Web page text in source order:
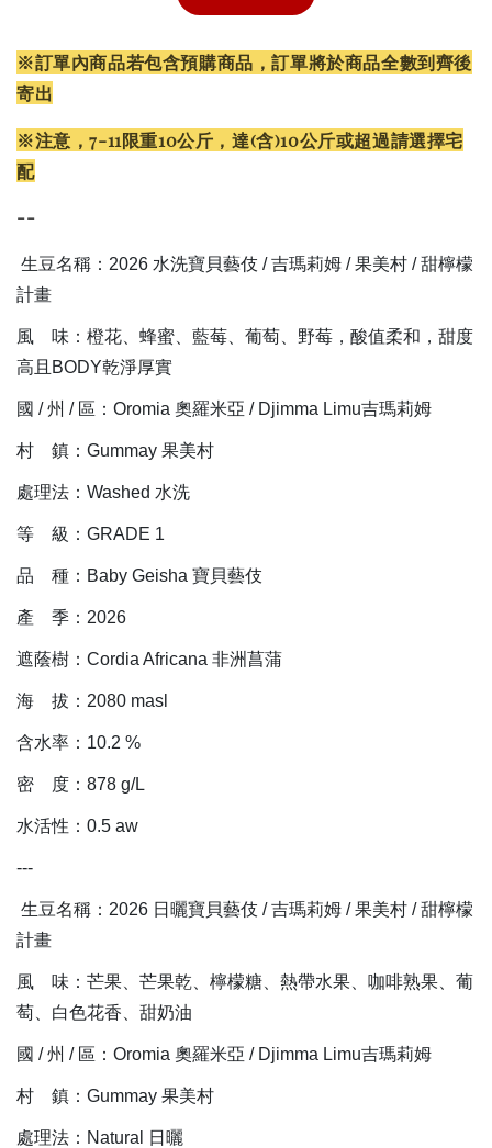
議使用）
加入購物車
※訂單內商品若包含預購商品，訂單將於商品全數到齊後
寄出
※注意，7-11限重10公斤 ，達(含)10公斤或超過請選擇宅
配
--
生豆名稱：2026 水洗寶貝藝伎 / 吉瑪莉姆 / 果美村 / 甜檸檬
計畫
風 味：橙花、蜂蜜、藍莓、葡萄、野莓，酸值柔和，甜度
高且BODY乾淨厚實
國 / 州 / 區：Oromia 奧羅米亞 / Djimma Limu吉瑪莉姆
村 鎮：Gummay 果美村
處理法：Washed 水洗
等 級：GRADE 1
品 種：Baby Geisha 寶貝藝伎
產 季：2026
遮蔭樹：Cordia Africana 非洲菖蒲
海 拔：2080 masl
含水率：10.2 %
密 度：878 g/L
水活性：0.5 aw
---
生豆名稱：2026 日曬寶貝藝伎 / 吉瑪莉姆 / 果美村 / 甜檸檬
計畫
風 味：芒果、芒果乾、檸檬糖、熱帶水果、咖啡熟果、葡
萄、白色花香、甜奶油
國 / 州 / 區：Oromia 奧羅米亞 / Djimma Limu吉瑪莉姆
村 鎮：Gummay 果美村
處理法：Natural 日曬